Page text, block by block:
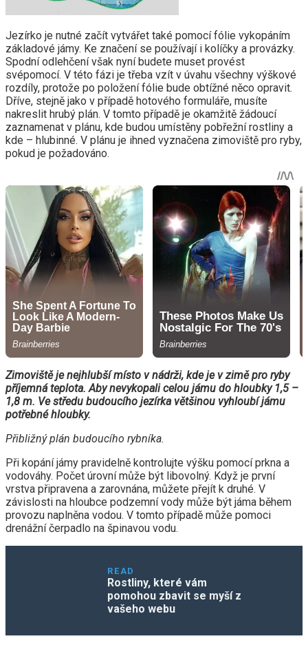
Jezírko je nutné začít vytvářet také pomocí fólie vykopáním
základové jámy. Ke značení se používají i kolíčky a provázky.
Spodní odlehčení však nyní budete muset provést
svépomocí. V této fázi je třeba vzít v úvahu všechny výškové
rozdíly, protože po položení fólie bude obtížné něco opravit.
Dříve, stejně jako v případě hotového formuláře, musíte
nakreslit hrubý plán. V tomto případě je okamžitě žádoucí
zaznamenat v plánu, kde budou umístěny pobřežní rostliny a
kde – hlubinné. V plánu je ihned vyznačena zimoviště pro ryby,
pokud je požadováno.
Zimoviště je nejhlubší místo v nádrži, kde je v zimě pro ryby
příjemná teplota. Aby nevykopali celou jámu do hloubky 1,5 –
1,8 m. Ve středu budoucího jezírka většinou vyhloubí jámu
potřebné hloubky.
Přibližný plán budoucího rybníka.
Při kopání jámy pravidelně kontrolujte výšku pomocí prkna a
vodováhy. Počet úrovní může být libovolný. Když je první
vrstva připravena a zarovnána, můžete přejít k druhé. V
závislosti na hloubce podzemní vody může být jáma během
provozu naplněna vodou. V tomto případě může pomoci
drenážní čerpadlo na špinavou vodu.
READ
Rostliny, které vám
pomohou zbavit se myší z
vašeho webu